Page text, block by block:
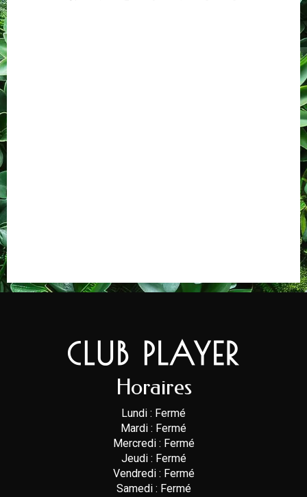
Horaires
Lundi : Fermé
Mardi : Fermé
Mercredi : Fermé
Jeudi : Fermé
Vendredi : Fermé
Samedi : Fermé